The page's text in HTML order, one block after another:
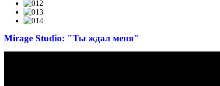
Mirage Studio: "Ты ждал меня"